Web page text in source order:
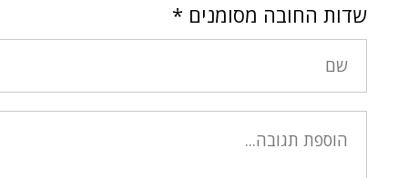
שדות החובה מסומנים *